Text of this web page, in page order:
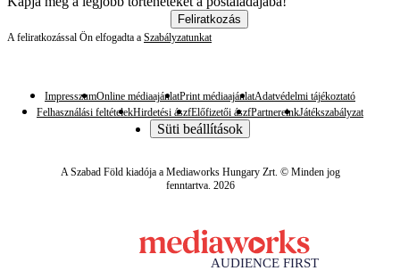
Feliratkozás
A feliratkozással Ön elfogadta a Szabályzatunkat
ImpresszumOnline médiaajánlatPrint médiaajánlatAdatvédelmi tájékoztató
Felhasználási feltételekHirdetési ászfElőfizetői ászfPartnereinkJátékszabályzat
Süti beállítások
A Szabad Föld kiadója a Mediaworks Hungary Zrt. © Minden jog
fenntartva. 2026